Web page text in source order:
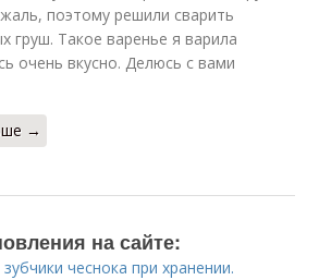
поэтому решили сварить
груш. Такое варенье я варила
очень вкусно. Делюсь с вами
→
на сайте:
чеснока при хранении.